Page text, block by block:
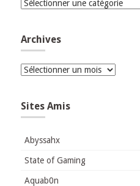
Catégories
Archives
Archives
Sites Amis
Abyssahx
State of Gaming
Aquab0n